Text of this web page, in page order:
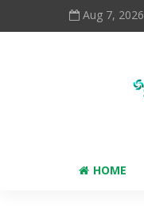
Aug 7, 2026
HOME